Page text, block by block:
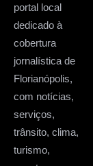
portal local
dedicado à
cobertura
jornalística de
Florianópolis,
com notícias,
serviços,
trânsito, clima,
turismo,